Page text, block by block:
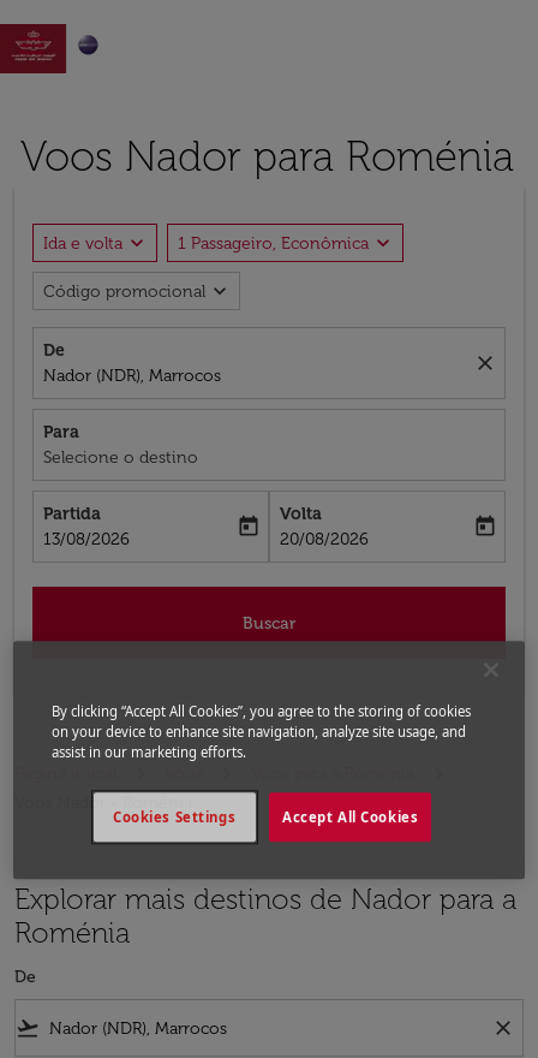

Voos Nador para Roménia
Ida e volta expand_more 1 Passageiro, Econômica expand_more
Código promocional expand_more
De
Nador (NDR), Marrocos
close
Para
Selecione o destino
Partida
fc-booking-departure-date-aria-label
13/08/2026
today
Volta
fc-booking-return-date-aria-label
20/08/2026
today
Buscar
Explorar mais destinos de Nador para a
Roménia
De
flight_takeoff close
By clicking “Accept All Cookies”, you agree to the storing of cookies
on your device to enhance site navigation, analyze site usage, and
assist in our marketing efforts.
Accept All Cookies
Cookies Settings